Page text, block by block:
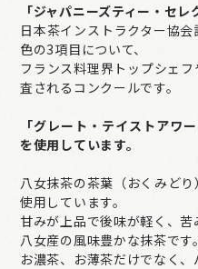
「ジャパニーズティー・セ
日本茶インストラクター協
色の3項目について、
フランス料理界トップシェ
査されるコンクールです。
「グレート・テイストア
を使用しています。
八女抹茶の茶葉（おくみど
使用しています。
甘みが上品で後味が軽く、苦
八女産の風味豊かな抹茶です。
お濃茶、お薄茶だけでなく